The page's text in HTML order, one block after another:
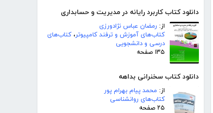
دانلود کتاب کاربرد رایانه در مدیریت و حسابداری
از: رمضان عباس نژادورزی
کتاب‌های آموزش و ترفند کامپیوتر، کتاب‌های
درسی و دانشجویی
۱۳۵ صفحه
دانلود کتاب سخنرانی بداهه
از: محمد پیام بهرام پور
کتاب‌های روانشناسی
۲۵ صفحه